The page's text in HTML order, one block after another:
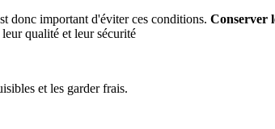
donc important d'éviter ces conditions. Conserver
qualité et leur sécurité
et les garder frais.